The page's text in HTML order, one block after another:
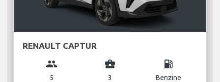
RENAULT CAPTUR
group
5
business_center
3
local_gas_station
Benzine